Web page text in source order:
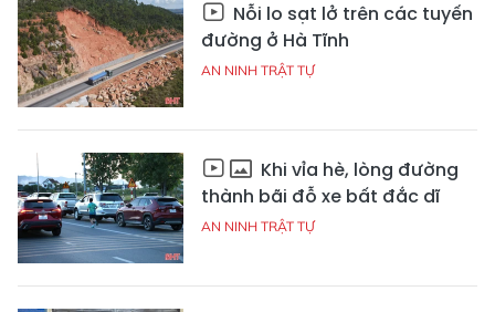
Nỗi lo sạt lở trên các tuyến
đường ở Hà Tĩnh
AN NINH TRẬT TỰ
Khi vỉa hè, lòng đường
thành bãi đỗ xe bất đắc dĩ
AN NINH TRẬT TỰ